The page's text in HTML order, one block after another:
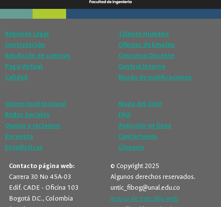
Régimen Legal
Contratación
Rendición de cuentas
Pago Virtual
Calidad
Talento Humano
Ofertas de Empleo
Concurso Docente
Control Interno
Buzón de notificaciones
Correo institucional
Redes Sociales
Quejas y reclamos
Encuesta
Estadísticas
Mapa del sitio
FAQ
Atención en línea
Contáctenos
Glosario
Contacto página web:
Carrera 30 No 45A-03
Edif. CADE - Oficina 103
Bogotá D.C., Colombia
© Copyright 2025
Algunos derechos reservados.
untic_fibog@unal.edu.co
Acerca de este sitio web